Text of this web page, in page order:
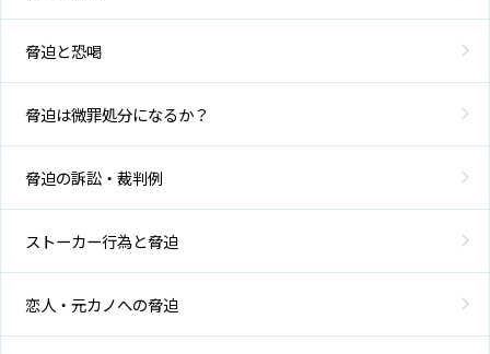
脅迫と恐喝
脅迫は微罪処分になるか？
脅迫の訴訟・裁判例
ストーカー行為と脅迫
恋人・元カノへの脅迫